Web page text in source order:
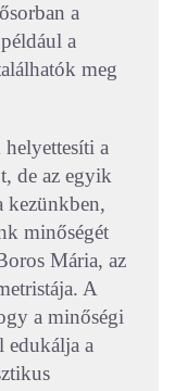
a
a
meg
helyettesíti a
de az egyik
kezünkben,
minőségét
Mária, az
A
a minőségi
edukálja a